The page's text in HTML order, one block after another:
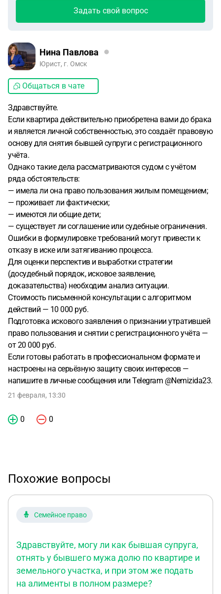
Задать свой вопрос
Нина Павлова
Юрист, г. Омск
Общаться в чате
Здравствуйте.
Если квартира действительно приобретена вами до брака
и является личной собственностью, это создаёт правовую
основу для снятия бывшей супруги с регистрационного
учёта.
Однако такие дела рассматриваются судом с учётом
ряда обстоятельств:
— имела ли она право пользования жилым помещением;
— проживает ли фактически;
— имеются ли общие дети;
— существует ли соглашение или судебные ограничения.
Ошибки в формулировке требований могут привести к
отказу в иске или затягиванию процесса.
Для оценки перспектив и выработки стратегии
(досудебный порядок, исковое заявление,
доказательства) необходим анализ ситуации.
Стоимость письменной консультации с алгоритмом
действий — 10 000 руб.
Подготовка искового заявления о признании утратившей
право пользования и снятии с регистрационного учёта —
от 20 000 руб.
Если готовы работать в профессиональном формате и
настроены на серьёзную защиту своих интересов —
напишите в личные сообщения или Telegram @Nemizida23.
21 февраля, 13:30
0 0
Похожие вопросы
Семейное право
Здравствуйте, могу ли как бывшая супруга,
отнять у бывшего мужа долю по квартире и
земельного участка, и при этом же подать
на алименты в полном размере?